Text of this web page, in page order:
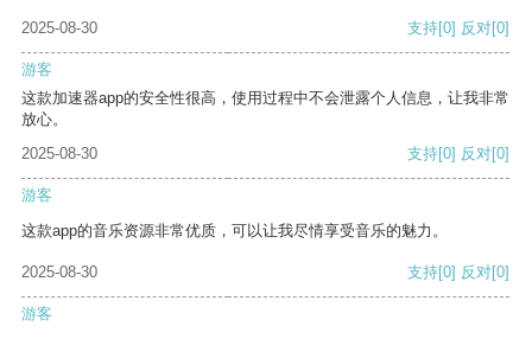
2025-08-30 支持[0] 反对[0]
游客
这款加速器app的安全性很高，使用过程中不会泄露个人信息，让我非常
放心。
2025-08-30
支持[0] 反对[0]
游客
这款app的音乐资源非常优质，可以让我尽情享受音乐的魅力。
2025-08-30 支持[0] 反对[0]
游客